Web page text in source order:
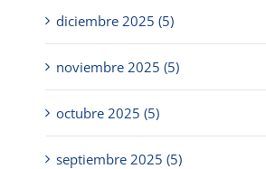
diciembre 2025 (5)
noviembre 2025 (5)
octubre 2025 (5)
septiembre 2025 (5)